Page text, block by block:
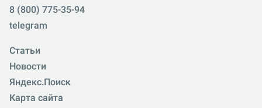
8 (800) 775-35-94
telegram
Статьи
Новости
Яндекс.Поиск
Карта сайта